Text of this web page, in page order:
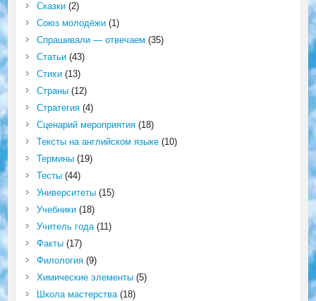
Сказки(2)
Союз молодёжи(1)
Спрашивали — отвечаем (35)
Статьи(43)
Стихи(13)
Страны(12)
Стратегия(4)
Сценарий мероприятия(18)
Тексты на английском языке(10)
Термины(19)
Тесты(44)
Университеты(15)
Учебники(18)
Учитель года(11)
Факты(17)
Филология(9)
Химические элементы(5)
Школа мастерства(18)